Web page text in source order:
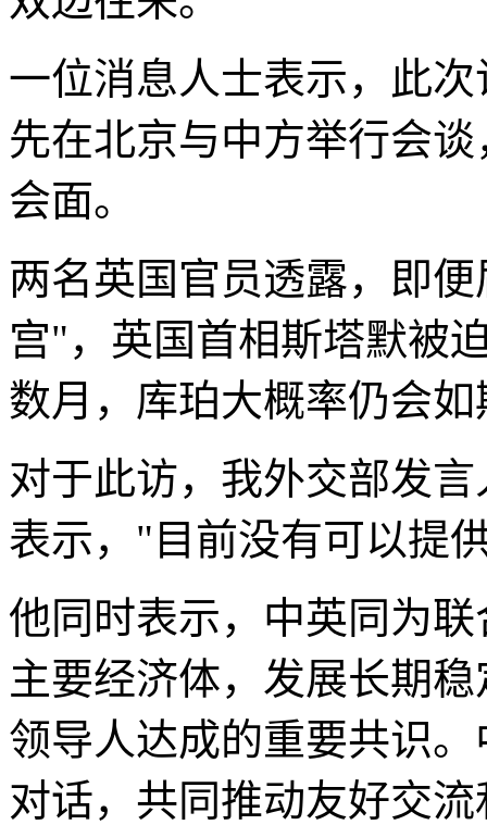
一位消息人士表示，此
先在北京与中方举行会
会面。
两名英国官员透露，即
宫"，英国首相斯塔默被
数月，库珀大概率仍会
对于此访，我外交部发
表示，"目前没有可以提
他同时表示，中英同为
主要经济体，发展长期
领导人达成的重要共识
对话，共同推动友好交